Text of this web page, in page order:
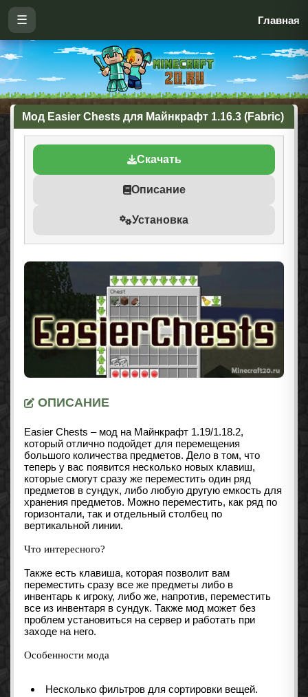
☰ Главная
Мод Easier Chests для Майнкрафт 1.16.3 (Fabric)
Скачать
Описание
Установка
ОПИСАНИЕ
Easier Chests – мод на Майнкрафт 1.19/1.18.2,
который отлично подойдет для перемещения
большого количества предметов. Дело в том, что
теперь у вас появится несколько новых клавиш,
которые смогут сразу же переместить один ряд
предметов в сундук, либо любую другую емкость для
хранения предметов. Можно переместить, как ряд по
горизонтали, так и отдельный столбец по
вертикальной линии.
Что интересного?
Также есть клавиша, которая позволит вам
переместить сразу все же предметы либо в
инвентарь к игроку, либо же, напротив, переместить
все из инвентаря в сундук. Также мод может без
проблем установиться на сервер и работать при
заходе на него.
Особенности мода
Несколько фильтров для сортировки вещей.